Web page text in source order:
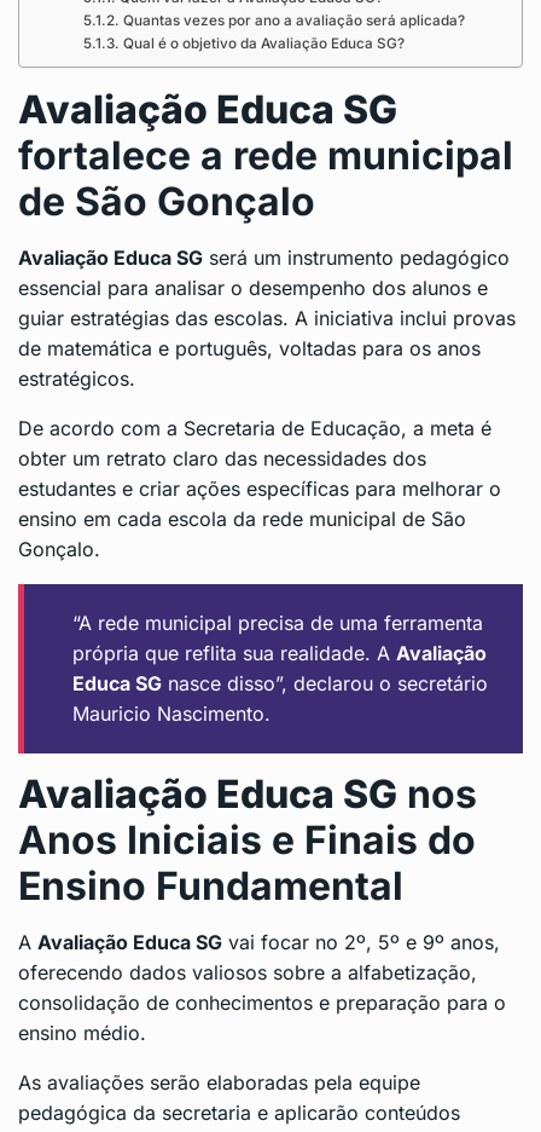
Quantas vezes por ano a avaliação será aplicada?
Qual é o objetivo da Avaliação Educa SG?
Avaliação Educa SG
fortalece a rede municipal
de São Gonçalo
Avaliação Educa SG será um instrumento pedagógico
essencial para analisar o desempenho dos alunos e
guiar estratégias das escolas. A iniciativa inclui provas
de matemática e português, voltadas para os anos
estratégicos.
De acordo com a Secretaria de Educação, a meta é
obter um retrato claro das necessidades dos
estudantes e criar ações específicas para melhorar o
ensino em cada escola da rede municipal de São
Gonçalo.
“A rede municipal precisa de uma ferramenta
própria que reflita sua realidade. A Avaliação
Educa SG nasce disso”, declarou o secretário
Mauricio Nascimento.
Avaliação Educa SG nos
Anos Iniciais e Finais do
Ensino Fundamental
A Avaliação Educa SG vai focar no 2º, 5º e 9º anos,
oferecendo dados valiosos sobre a alfabetização,
consolidação de conhecimentos e preparação para o
ensino médio.
As avaliações serão elaboradas pela equipe
pedagógica da secretaria e aplicarão conteúdos